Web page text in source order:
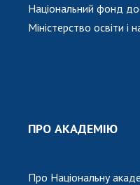
Національний фонд
Міністерство освіти і
ПРО АКАДЕМІЮ
Про Національну